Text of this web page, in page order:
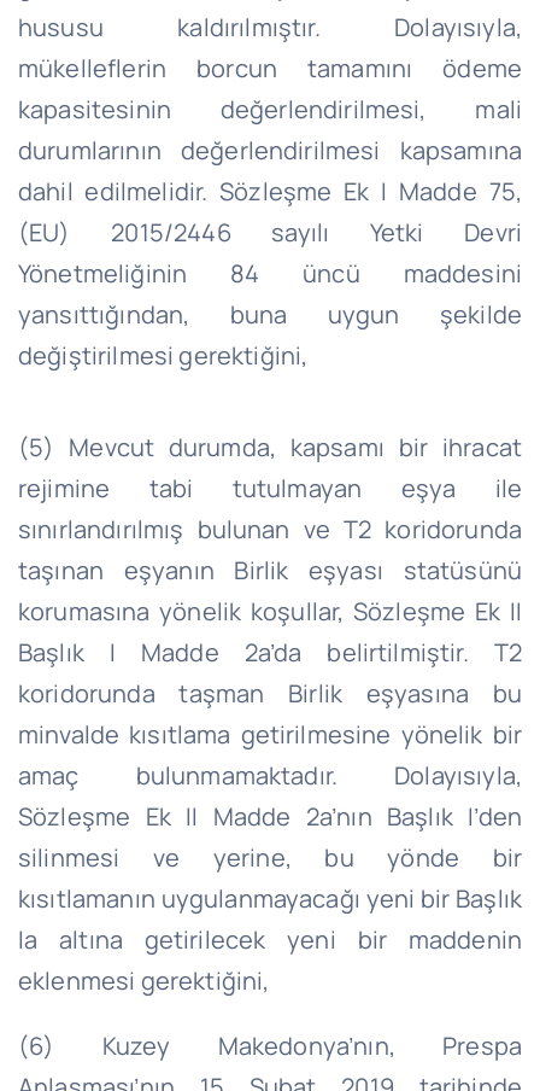
hususu kaldırılmıştır. Dolayısıyla,
mükelleflerin borcun tamamını ödeme
kapasitesinin değerlendirilmesi, mali
durumlarının değerlendirilmesi kapsamına
dahil edilmelidir. Sözleşme Ek I Madde 75,
(EU) 2015/2446 sayılı Yetki Devri
Yönetmeliğinin 84 üncü maddesini
yansıttığından, buna uygun şekilde
değiştirilmesi gerektiğini,
(5) Mevcut durumda, kapsamı bir ihracat
rejimine tabi tutulmayan eşya ile
sınırlandırılmış bulunan ve T2 koridorunda
taşınan eşyanın Birlik eşyası statüsünü
korumasına yönelik koşullar, Sözleşme Ek II
Başlık I Madde 2a’da belirtilmiştir. T2
koridorunda taşman Birlik eşyasına bu
minvalde kısıtlama getirilmesine yönelik bir
amaç bulunmamaktadır. Dolayısıyla,
Sözleşme Ek II Madde 2a’nın Başlık I’den
silinmesi ve yerine, bu yönde bir
kısıtlamanın uygulanmayacağı yeni bir Başlık
Ia altına getirilecek yeni bir maddenin
eklenmesi gerektiğini,
(6) Kuzey Makedonya’nın, Prespa